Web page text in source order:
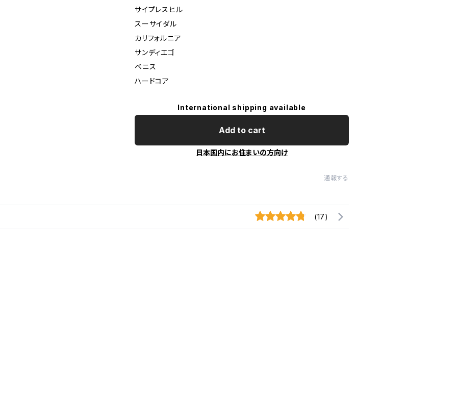
サイプレスヒル
スーサイダル
カリフォルニア
サンディエゴ
ベニス
ハードコア
International shipping available
Add to cart
日本国内にお住まいの方向け
通報する
(17)